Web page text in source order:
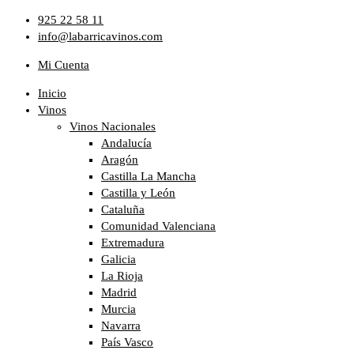
925 22 58 11
info@labarricavinos.com
Mi Cuenta
Inicio
Vinos
Vinos Nacionales
Andalucía
Aragón
Castilla La Mancha
Castilla y León
Cataluña
Comunidad Valenciana
Extremadura
Galicia
La Rioja
Madrid
Murcia
Navarra
País Vasco